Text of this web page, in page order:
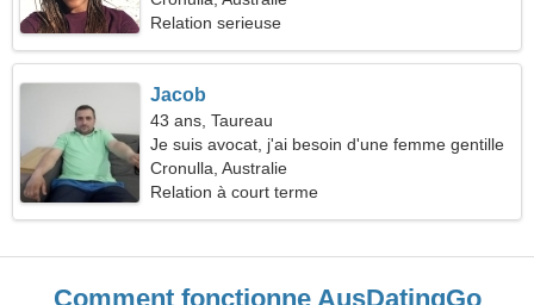
Relation serieuse
Jacob
43 ans, Taureau
Je suis avocat, j'ai besoin d'une femme gentille
Cronulla, Australie
Relation à court terme
Comment fonctionne AusDatingGo